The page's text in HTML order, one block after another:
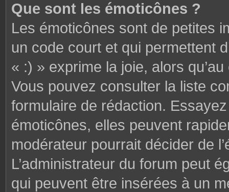
Que sont les émoticônes ?
Les émoticônes sont de petites
un code court et qui permettent
« :) » exprime la joie, alors
Vous pouvez consulter la liste
formulaire de rédaction.
émoticônes, elles peuvent
modérateur pourrait décider de
L’administrateur du forum peut
qui peuvent être insérées à un